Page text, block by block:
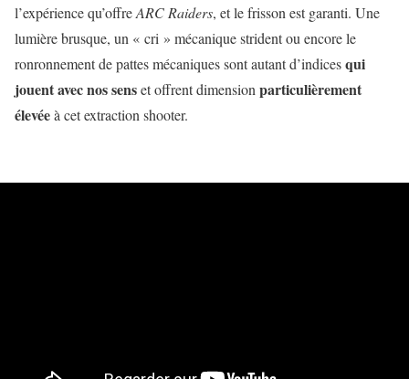
l’expérience qu’offreARC Raiders, et le frisson est garanti. Une
lumière brusque, un « cri » mécanique strident ou encore le
ronronnement de pattes mécaniques sont autant d’indicesqui
jouent avec nos senset offrent dimensionparticulièrement
élevéeà cet extraction shooter.